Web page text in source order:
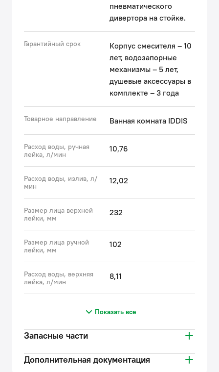
пневматического
дивертора на стойке.
Гарантийный срок
Корпус смесителя – 10
лет, водозапорные
механизмы – 5 лет,
душевые аксессуары в
комплекте – 3 года
Товарное направление Ванная комната IDDIS
Расход воды, ручная
лейка, л/мин
10,76
Расход воды, излив, л/
мин
12,02
Размер лица верхней
лейки, мм
232
Размер лица ручной
лейки, мм
102
Расход воды, верхняя
лейка, л/мин
8,11
Показать все
Запасные части
Дополнительная документация